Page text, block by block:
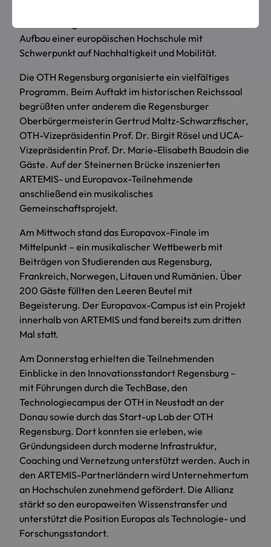
Aufbau einer europäischen Hochschule mit
Schwerpunkt auf Nachhaltigkeit und Mobilität.
Die OTH Regensburg organisierte ein vielfältiges
Programm. Beim Auftakt im historischen Reichssaal
begrüßten unter anderem die Regensburger
Oberbürgermeisterin Gertrud Maltz-Schwarzfischer,
OTH-Vizepräsidentin Prof. Dr. Birgit Rösel und UCA-
Vizepräsidentin Prof. Dr. Marie-Elisabeth Baudoin die
Gäste. Auf der Steinernen Brücke inszenierten
ARTEMIS- und Europavox-Teilnehmende
anschließend ein musikalisches
Gemeinschaftsprojekt.
Am Mittwoch stand das Europavox-Finale im
Mittelpunkt – ein musikalischer Wettbewerb mit
Beiträgen von Studierenden aus Regensburg,
Frankreich, Norwegen, Litauen und Rumänien. Über
200 Gäste füllten den Leeren Beutel mit
Begeisterung. Der Europavox-Campus ist ein Projekt
innerhalb von ARTEMIS und fand bereits zum dritten
Mal statt.
Am Donnerstag erhielten die Teilnehmenden
Einblicke in den Innovationsstandort Regensburg –
mit Führungen durch die TechBase, den
Technologiecampus der OTH in Neustadt an der
Donau sowie durch das Start-up Lab der OTH
Regensburg. Dort konnten sie erleben, wie
Gründungsideen durch moderne Infrastruktur,
Coaching und Vernetzung unterstützt werden. Auch in
den ARTEMIS-Partnerländern wird Unternehmertum
an Hochschulen zunehmend gefördert. Die Allianz
stärkt so den europaweiten Wissenstransfer und
unterstützt die Position Europas als Technologie- und
Forschungsstandort.